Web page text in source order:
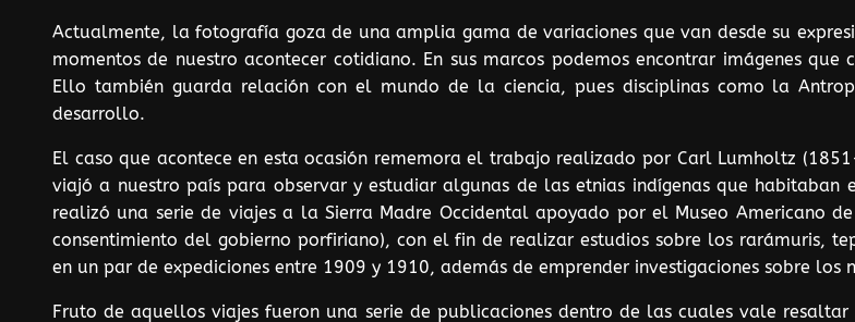
Actualmente, la fotografía goza de una amplia gama de variaciones que van desde su
momentos de nuestro acontecer cotidiano. En sus marcos podemos encontrar imágenes
Ello también guarda relación con el mundo de la ciencia, pues disciplinas como la
desarrollo.
El caso que acontece en esta ocasión rememora el trabajo realizado por Carl Lumholtz
viajó a nuestro país para observar y estudiar algunas de las etnias indígenas que
realizó una serie de viajes a la Sierra Madre Occidental apoyado por el Museo Americano
consentimiento del gobierno porfiriano), con el fin de realizar estudios sobre los rarámuris,
en un par de expediciones entre 1909 y 1910, además de emprender investigaciones sobre los
Fruto de aquellos viajes fueron una serie de publicaciones dentro de las cuales vale resaltar